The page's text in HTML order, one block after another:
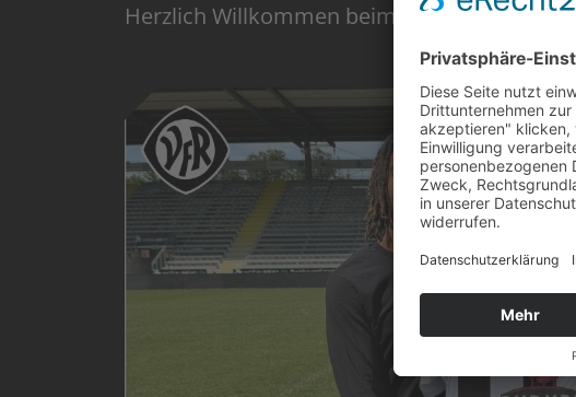
Herzlich Willkommen beim VfR Aalen, Melvin!